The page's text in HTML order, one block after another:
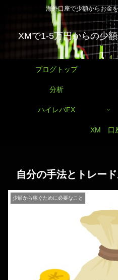
海外口座で少額からお金
XMで1-5万円からの少
ブログトップ
分析
ハイレバFX
XM 口
自分の手法とトレー
少額から稼ぐために必要なこと